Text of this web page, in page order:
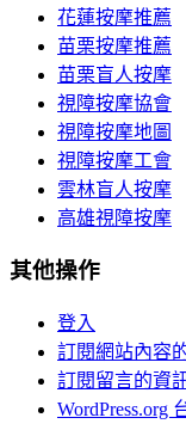
花蓮按摩推薦
苗栗按摩推薦
苗栗盲人按摩
視障按摩協會
視障按摩地圖
視障按摩工會
雲林盲人按摩
高雄視障按摩
其他操作
登入
訂閱網站內容
訂閱留言的資
WordPress.org